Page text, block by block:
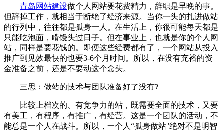
青岛网站建设做个人网站要花费精力，辞职是早晚的事。
但辞掉工作，就相当于断绝了经济来源。当你一头的扎进做站
的行列中，往往都是孤身一人。在生活上，你很可能每天都是
只能吃泡面，啃馒头过日子。但在事业上，也就是你的个人网
站，同样是要花钱的。即便这些经费都有了，一个网站从投入
推广到见效最快的也要3-6个月时间。所以，在没有充裕的资
金准备之前，还是不要动这个念头。
三思：做站的技术与团队准备好了没有?
比较上档次的、有竞争力的站，既需要全面的技术，又要
有美工，有程序，有推广，有经营。这是一个团队的活动，不
能总是一个人在战斗。所以，一个人“孤身做站”绝对不是明智